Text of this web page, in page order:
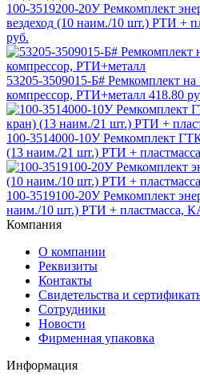
100-3519200-20У Ремкомплект
вездеход (10 наим./10 шт.) РТИ +
руб.
53205-3509015-Б# Ремкомплект
компрессор, РТИ+металл 418.80
100-3514000-10У Ремкомплект
(13 наим./21 шт.) РТИ +
100-3519100-20У Ремкомплект
наим./10 шт.) РТИ + пластмасса,
Компания
О компании
Реквизиты
Контакты
Свидетельства и
Сотрудники
Новости
Фирменная упаковка
Информация